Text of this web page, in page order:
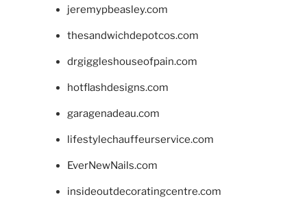
jeremypbeasley.com
thesandwichdepotcos.com
drgiggleshouseofpain.com
hotflashdesigns.com
garagenadeau.com
lifestylechauffeurservice.com
EverNewNails.com
insideoutdecoratingcentre.com